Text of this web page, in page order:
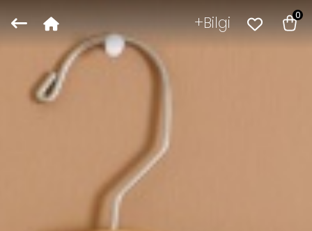
Bilgi 0